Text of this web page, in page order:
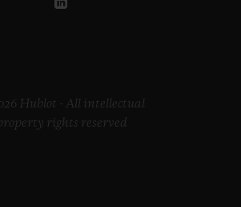
Hublot - All intellectual
rights reserved